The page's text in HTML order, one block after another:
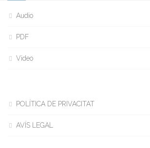
Audio
PDF
Video
POLÍTICA DE PRIVACITAT
AVÍS LEGAL